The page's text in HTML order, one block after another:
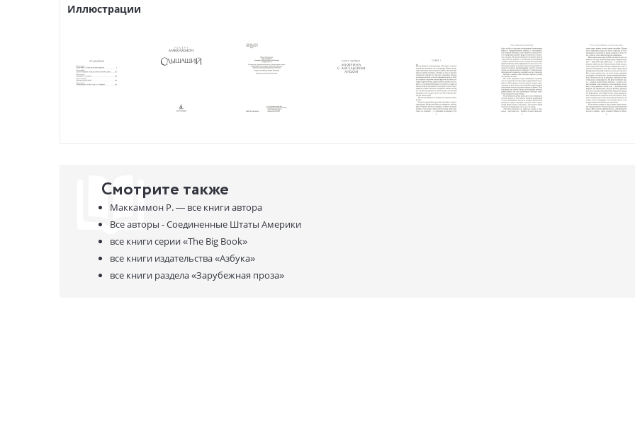
Иллюстрации
Смотрите также
Маккаммон Р. — все книги автора
Все авторы - Соединенные Штаты Америки
все книги серии«The Big Book»
все книги издательства«Азбука»
все книги раздела«Зарубежная проза»